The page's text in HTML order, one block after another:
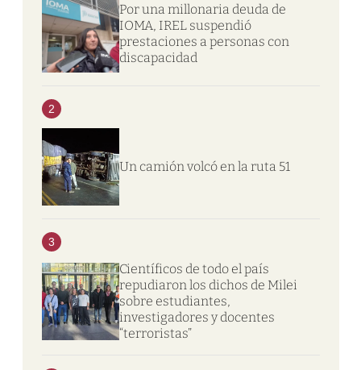
Por una millonaria deuda de
IOMA, IREL suspendió
prestaciones a personas con
discapacidad
2
Un camión volcó en la ruta 51
3
Científicos de todo el país
repudiaron los dichos de Milei
sobre estudiantes,
investigadores y docentes
“terroristas”